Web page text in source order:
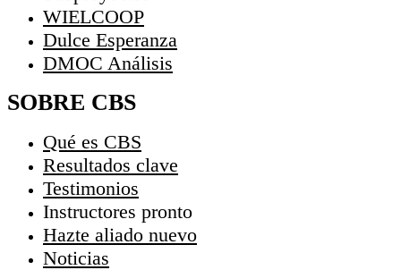
WIELCOOP
Dulce Esperanza
DMOC Análisis
SOBRE CBS
Qué es CBS
Resultados clave
Testimonios
Instructores pronto
Hazte aliado nuevo
Noticias